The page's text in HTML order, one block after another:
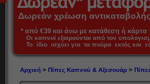
Δωρεάν χρέωση
* από €39 και άνω με κατάθεση ή
Οι καπνοί εξαιρούνται από τον
Το ίδιο ισχύει για τα πούρα εκτός και
Αρχική> Πίπες Καπνού & Αξεσουάρ>